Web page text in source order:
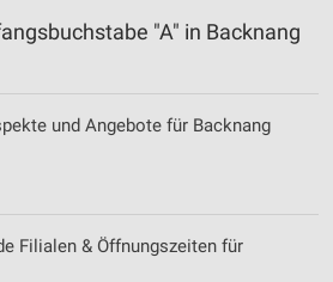
"A" in Backnang
und Angebote für Backnang
Filialen & Öffnungszeiten für